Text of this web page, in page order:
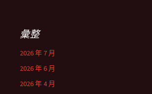
彙整
2026 年 7 月
2026 年 6 月
2026 年 4 月